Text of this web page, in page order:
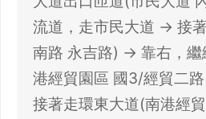
流道，走市民大道 → 接
南路 永吉路) → 靠右，繼
港經貿園區 國3/經貿二
接著走環東大道(南港經